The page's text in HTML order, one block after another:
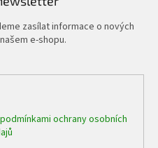
zasílat informace o nových
e-shopu.
podmínkami ochrany osobních